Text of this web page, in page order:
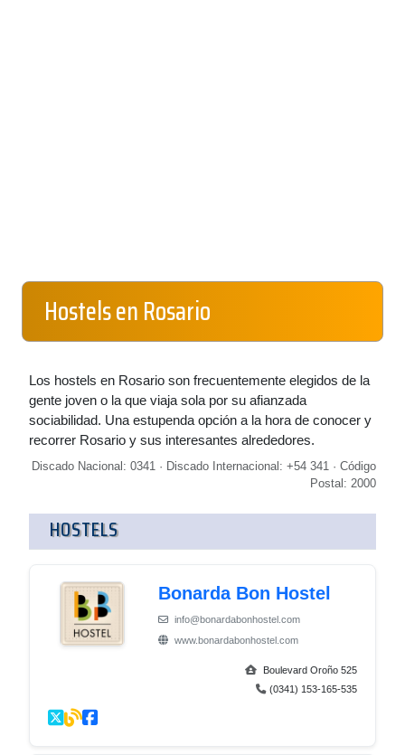
Hostels en Rosario
Los hostels en Rosario son frecuentemente elegidos de la
gente joven o la que viaja sola por su afianzada
sociabilidad. Una estupenda opción a la hora de conocer y
recorrer Rosario y sus interesantes alrededores.
Discado Nacional: 0341 · Discado Internacional: +54 341 · Código
Postal: 2000
HOSTELS
Bonarda Bon Hostel
info@bonardabonhostel.com
www.bonardabonhostel.com
Boulevard Oroño 525
(0341) 153-165-535